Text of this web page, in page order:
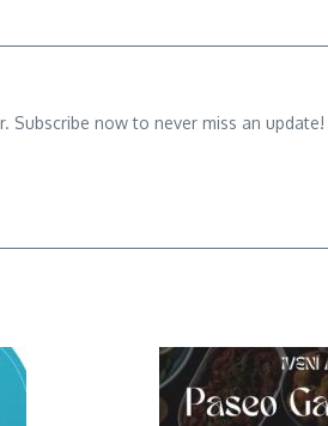
Subscribe now to never miss an update!